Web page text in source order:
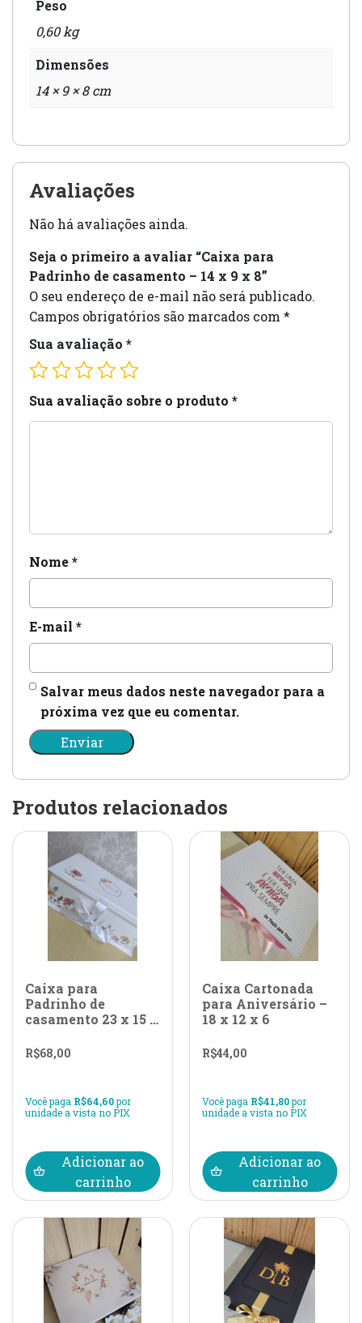
Peso
0,60 kg
Dimensões
14 × 9 × 8 cm
Avaliações
Não há avaliações ainda.
Seja o primeiro a avaliar “Caixa para
Padrinho de casamento – 14 x 9 x 8”
O seu endereço de e-mail não será publicado.
Campos obrigatórios são marcados com *
Sua avaliação *
Sua avaliação sobre o produto *
Nome*
E-mail *
Salvar meus dados neste navegador para a
próxima vez que eu comentar.
Produtos relacionados
Caixa para
Padrinho de
casamento 23 x 15 x
+ imp l
R$68,00
Você paga R$64,60por
unidade a vista no PIX
Adicionar ao
carrinho
Caixa Cartonada
para Aniversário –
18 x 12 x 6
R$44,00
Você paga R$41,80por
unidade a vista no PIX
Adicionar ao
carrinho